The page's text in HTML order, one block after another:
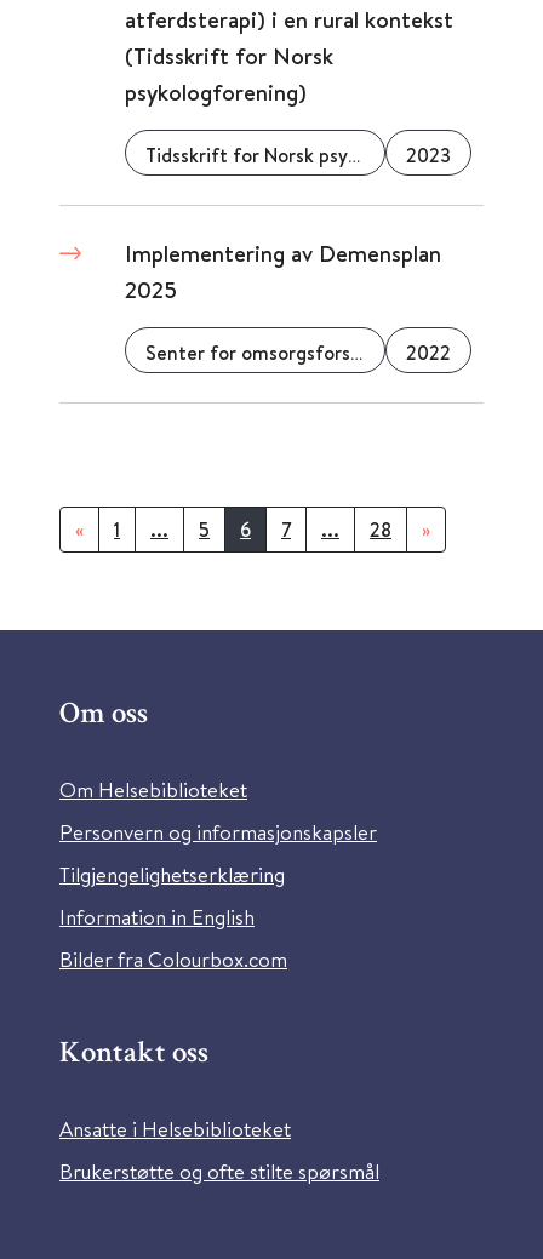
atferdsterapi) i en rural kontekst
(Tidsskrift for Norsk
psykologforening)
Tidsskrift for Norsk psykologforening 2023
Implementering av Demensplan
2025
Senter for omsorgsforskning 2022
« 1 ... 5 6 7 ... 28 »
Om oss
Om Helsebiblioteket
Personvern og informasjonskapsler
Tilgjengelighetserklæring
Information in English
Bilder fra Colourbox.com
Kontakt oss
Ansatte i Helsebiblioteket
Brukerstøtte og ofte stilte spørsmål